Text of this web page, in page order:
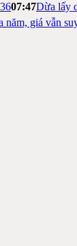
07:47Dừa lấy
năm, giá vẫn